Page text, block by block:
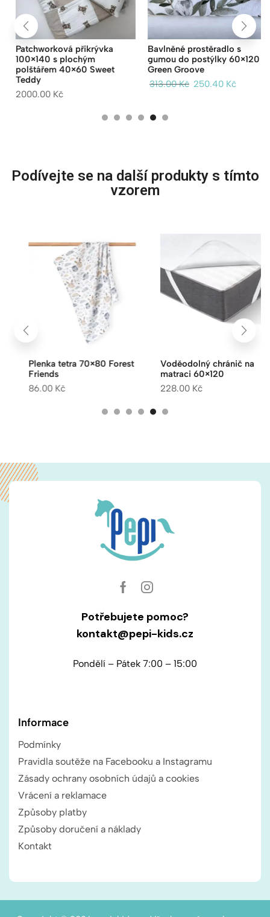
Patchworková přikrývka
100×140 s plochým
polštářem 40×60 Sweet
Teddy
2000.00Kč
Bavlněné prostěradlo s
gumou do postýlky 60×120 –
Green Groove
313.00Kč 250.40Kč
Podívejte se na další produkty s tímto
vzorem
Plenka tetra 70×80 Forest
Friends
86.00Kč
Voděodolný chránič na
matraci 60×120
228.00Kč
Potřebujete pomoc?
kontakt@pepi-kids.cz
Pondělí – Pátek 7:00 – 15:00
Informace
Podmínky
Pravidla soutěže na Facebooku a Instagramu
Zásady ochrany osobních údajů a cookies
Vrácení a reklamace
Způsoby platby
Způsoby doručení a náklady
Kontakt